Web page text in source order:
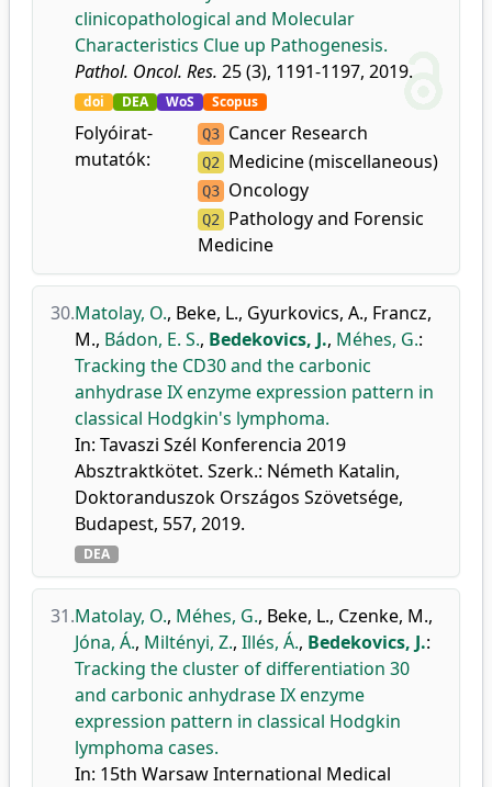
clinicopathological and Molecular
Characteristics Clue up Pathogenesis.
Pathol. Oncol. Res. 25 (3), 1191-1197, 2019.
doi DEA WoS Scopus
Folyóirat-
mutatók:
Q3 Cancer Research
Q2 Medicine (miscellaneous)
Q3 Oncology
Q2 Pathology and Forensic
Medicine
30.Matolay, O., Beke, L., Gyurkovics, A., Francz,
M., Bádon, E. S., Bedekovics, J., Méhes, G.:
Tracking the CD30 and the carbonic
anhydrase IX enzyme expression pattern in
classical Hodgkin's lymphoma.
In: Tavaszi Szél Konferencia 2019
Absztraktkötet. Szerk.: Németh Katalin,
Doktoranduszok Országos Szövetsége,
Budapest, 557, 2019.
DEA
31.Matolay, O., Méhes, G., Beke, L., Czenke, M.,
Jóna, Á., Miltényi, Z., Illés, Á., Bedekovics, J.:
Tracking the cluster of differentiation 30
and carbonic anhydrase IX enzyme
expression pattern in classical Hodgkin
lymphoma cases.
In: 15th Warsaw International Medical